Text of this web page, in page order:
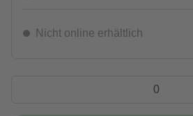
Nicht online erhältlich